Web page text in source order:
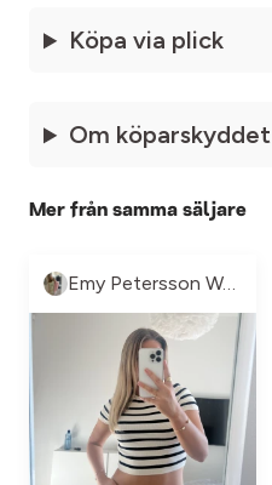
Köpa via plick
Om köparskyddet
Mer från samma säljare
Emy Petersson Wennborg